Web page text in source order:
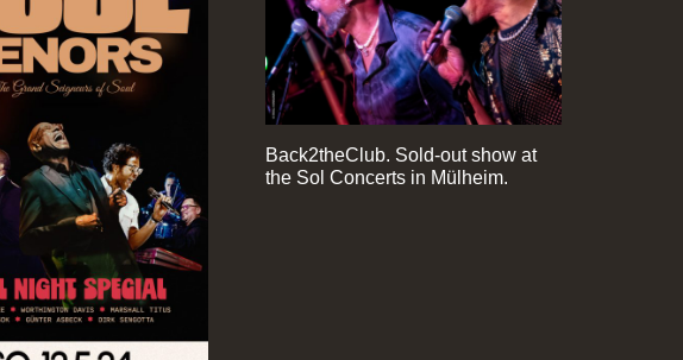
Back2theClub. Sold-out show at
the Sol Concerts in Mülheim.